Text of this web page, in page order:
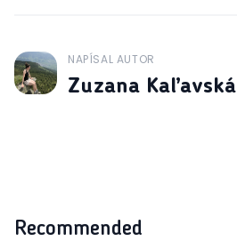
J
NAPÍSAL AUTOR
Zuzana Kaľavská
Recommended